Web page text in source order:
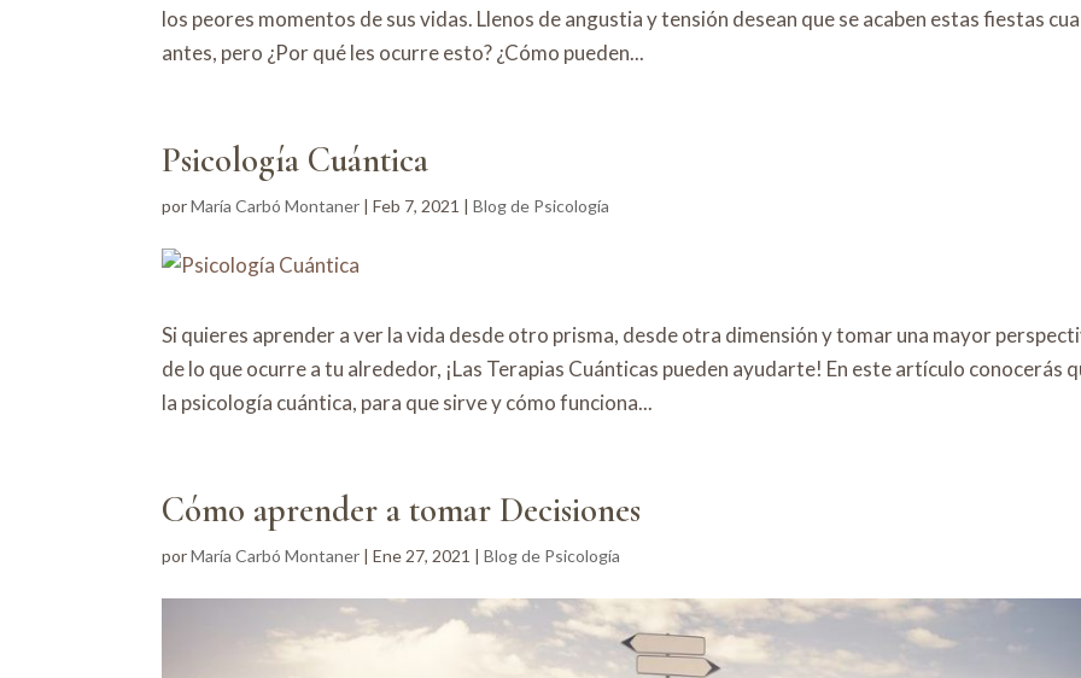
los peores momentos de sus vidas. Llenos de angustia y tensión desean que se acaben estas fiestas
antes, pero ¿Por qué les ocurre esto? ¿Cómo pueden...
Psicología Cuántica
porMaría Carbó Montaner |Feb 7, 2021 |Blog de Psicología
Si quieres aprender a ver la vida desde otro prisma, desde otra dimensión y tomar una mayor
de lo que ocurre a tu alrededor, ¡Las Terapias Cuánticas pueden ayudarte! En este artículo conocerás
la psicología cuántica, para que sirve y cómo funciona...
Cómo aprender a tomar Decisiones
porMaría Carbó Montaner |Ene 27, 2021 |Blog de Psicología